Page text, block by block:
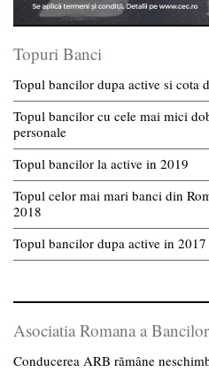
Topuri Banci
Topul bancilor dupa active si cota
Topul bancilor cu cele mai mici
personale
Topul bancilor la active in 2019
Topul celor mai mari banci din
2018
Topul bancilor dupa active in 2017
Asociatia Romana a
Conducerea ARB rămâne